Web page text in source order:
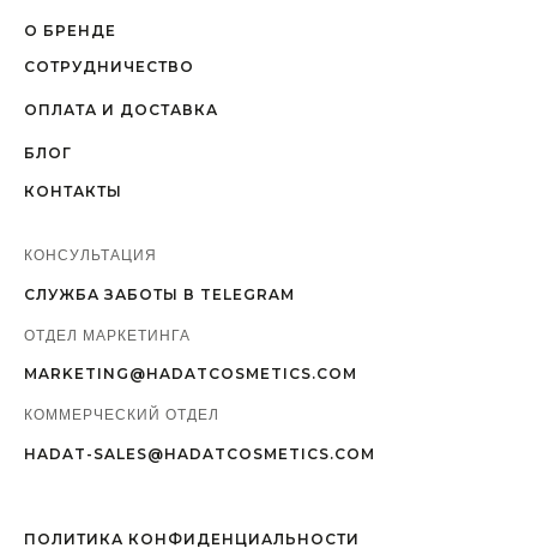
СОТРУДНИЧЕСТВО
О БРЕНДЕ
ПОЛИТИКА КОНФИДЕНЦИАЛЬНОСТИ
MARKETING@HADATCOSMETICS.COM
HADAT-SALES@HADATCOSMETICS.COM
СЛУЖБА ЗАБОТЫ В TELEGRAM
БЛОГ
КОНТАКТЫ
ОПЛАТА И ДОСТАВКА
КОНСУЛЬТАЦИЯ
ОТДЕЛ МАРКЕТИНГА
КОММЕРЧЕСКИЙ ОТДЕЛ